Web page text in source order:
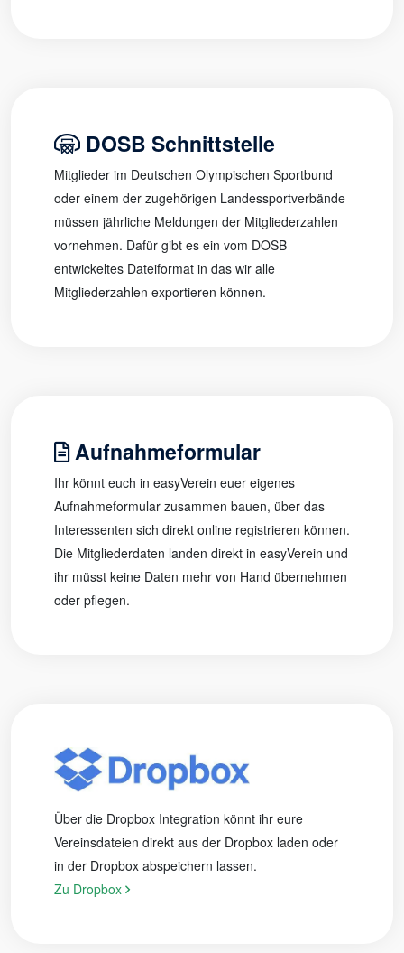
DOSB Schnittstelle
Mitglieder im Deutschen Olympischen Sportbund
oder einem der zugehörigen Landessportverbände
müssen jährliche Meldungen der Mitgliederzahlen
vornehmen. Dafür gibt es ein vom DOSB
entwickeltes Dateiformat in das wir alle
Mitgliederzahlen exportieren können.
Aufnahmeformular
Ihr könnt euch in easyVerein euer eigenes
Aufnahmeformular zusammen bauen, über das
Interessenten sich direkt online registrieren können.
Die Mitgliederdaten landen direkt in easyVerein und
ihr müsst keine Daten mehr von Hand übernehmen
oder pflegen.
Über die Dropbox Integration könnt ihr eure
Vereinsdateien direkt aus der Dropbox laden oder
in der Dropbox abspeichern lassen.
Zu Dropbox